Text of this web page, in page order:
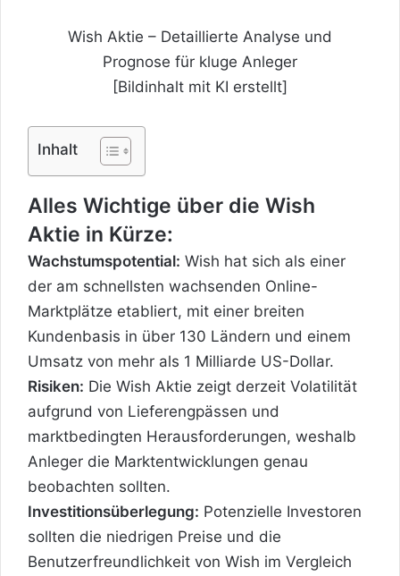
Wish Aktie – Detaillierte Analyse und
Prognose für kluge Anleger
[Bildinhalt mit KI erstellt]
Inhalt
Alles Wichtige über die Wish
Aktie in Kürze:
Wachstumspotential: Wish hat sich als einer
der am schnellsten wachsenden Online-
Marktplätze etabliert, mit einer breiten
Kundenbasis in über 130 Ländern und einem
Umsatz von mehr als 1 Milliarde US-Dollar.
Risiken: Die Wish Aktie zeigt derzeit Volatilität
aufgrund von Lieferengpässen und
marktbedingten Herausforderungen, weshalb
Anleger die Marktentwicklungen genau
beobachten sollten.
Investitionsüberlegung: Potenzielle Investoren
sollten die niedrigen Preise und die
Benutzerfreundlichkeit von Wish im Vergleich